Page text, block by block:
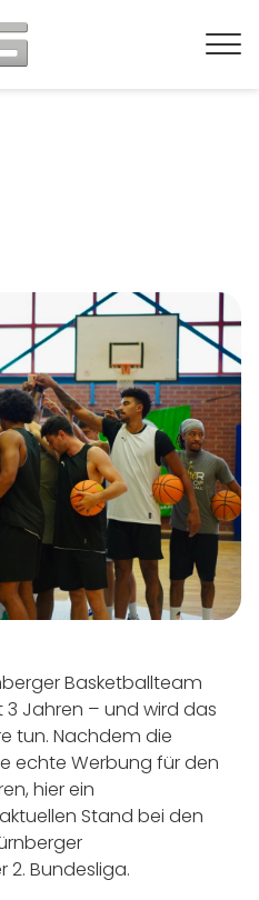
Basketballteam
3 Jahren – und wird das
tun. Nachdem die
echte Werbung für den
hier ein
Stand bei den
Bundesliga.